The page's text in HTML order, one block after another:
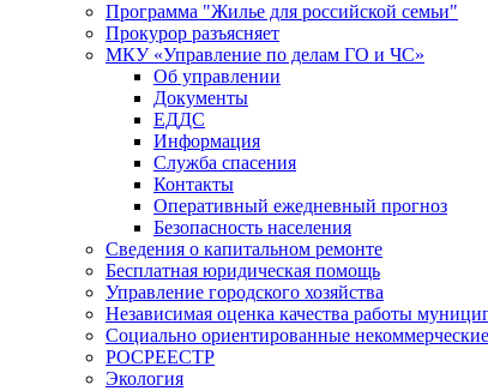
Программа "Жилье для российской семьи"
Прокурор разъясняет
МКУ «Управление по делам ГО и ЧС»
Об управлении
Документы
ЕДДС
Информация
Служба спасения
Контакты
Оперативный ежедневный прогноз
Безопасность населения
Сведения о капитальном ремонте
Бесплатная юридическая помощь
Управление городского хозяйства
Независимая оценка качества работы
Социально ориентированные
РОСРЕЕСТР
Экология